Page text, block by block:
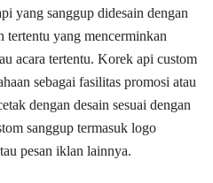
yang sanggup didesain dengan
tertentu yang mencerminkan
acara tertentu. Korek api custom
sebagai fasilitas promosi atau
dengan desain sesuai dengan
sanggup termasuk logo
pesan iklan lainnya.